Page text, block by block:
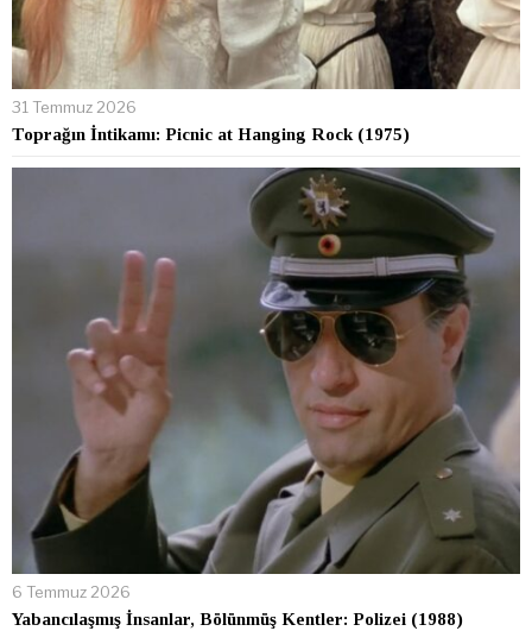
31 Temmuz 2026
Toprağın İntikamı: Picnic at Hanging Rock (1975)
6 Temmuz 2026
Yabancılaşmış İnsanlar, Bölünmüş Kentler: Polizei (1988)